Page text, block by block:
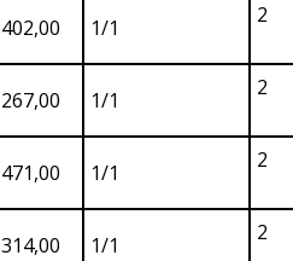
402,00 1/1 2
267,00 1/1 2
471,00 1/1 2
314,00 1/1 2